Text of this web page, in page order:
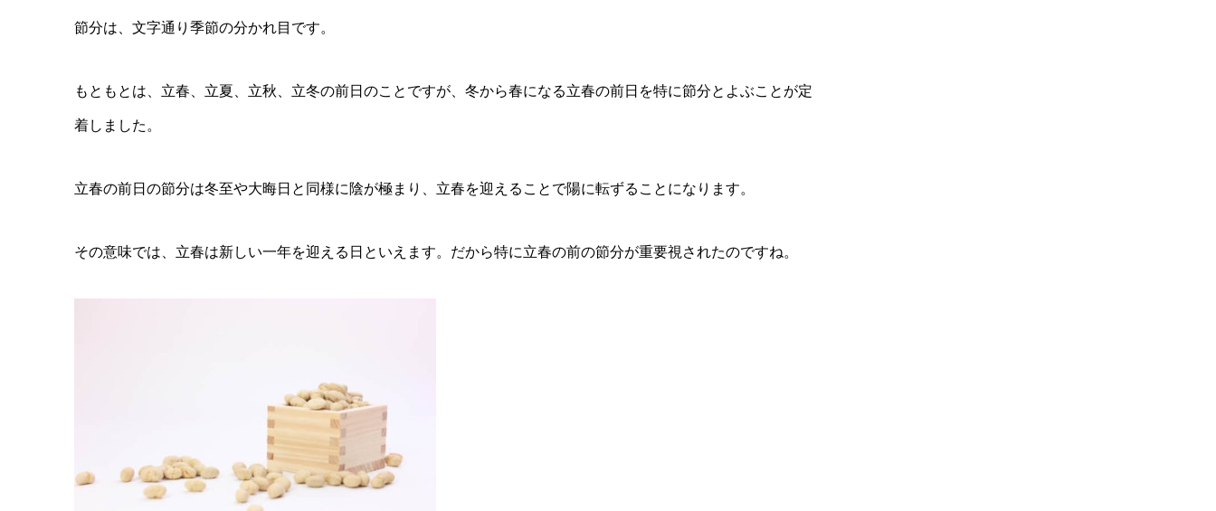
節分は、文字通り季節の分かれ目です。
もともとは、立春、立夏、立秋、立冬の前日のことですが、冬から春になる立春の前日を特に節分とよぶことが定
着しました。
立春の前日の節分は冬至や大晦日と同様に陰が極まり、立春を迎えることで陽に転ずることになります。
その意味では、立春は新しい一年を迎える日といえます。だから特に立春の前の節分が重要視されたのですね。